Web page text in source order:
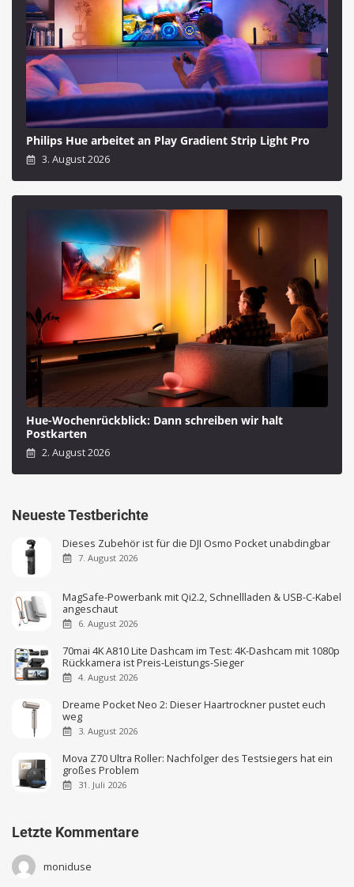
Philips Hue arbeitet an Play Gradient Strip Light Pro
3. August 2026
Hue-Wochenrückblick: Dann schreiben wir halt
Postkarten
2. August 2026
Neueste Testberichte
Dieses Zubehör ist für die DJI Osmo Pocket unabdingbar
7. August 2026
MagSafe-Powerbank mit Qi2.2, Schnellladen & USB-C-Kabel
angeschaut
6. August 2026
70mai 4K A810 Lite Dashcam im Test: 4K-Dashcam mit 1080p
Rückkamera ist Preis-Leistungs-Sieger
4. August 2026
Dreame Pocket Neo 2: Dieser Haartrockner pustet euch
weg
3. August 2026
Mova Z70 Ultra Roller: Nachfolger des Testsiegers hat ein
großes Problem
31. Juli 2026
Letzte Kommentare
moniduse